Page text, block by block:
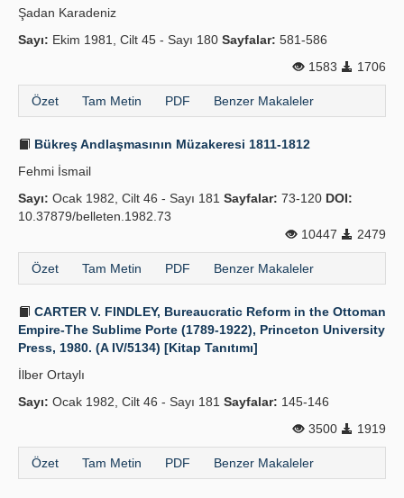
Şadan Karadeniz
Sayı: Ekim 1981, Cilt 45 - Sayı 180 Sayfalar: 581-586
1583
1706
Özet Tam Metin PDF Benzer Makaleler
Bükreş Andlaşmasının Müzakeresi 1811-1812
Fehmi İsmail
Sayı: Ocak 1982, Cilt 46 - Sayı 181 Sayfalar: 73-120 DOI:
10.37879/belleten.1982.73
10447
2479
Özet Tam Metin PDF Benzer Makaleler
CARTER V. FINDLEY, Bureaucratic Reform in the Ottoman
Empire-The Sublime Porte (1789-1922), Princeton University
Press, 1980. (A IV/5134) [Kitap Tanıtımı]
İlber Ortaylı
Sayı: Ocak 1982, Cilt 46 - Sayı 181 Sayfalar: 145-146
3500
1919
Özet Tam Metin PDF Benzer Makaleler